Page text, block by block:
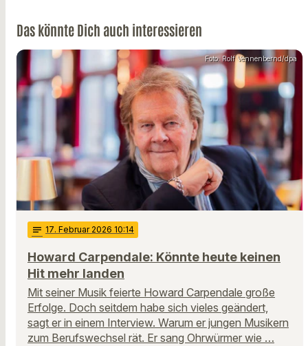
Das könnte Dich auch interessieren
Foto: Rolf Vennenbernd/dpa
notes 17. Februar 2026 10:14
Howard Carpendale: Könnte heute keinen
Hit mehr landen
Mit seiner Musik feierte Howard Carpendale große
Erfolge. Doch seitdem habe sich vieles geändert,
sagt er in einem Interview. Warum er jungen Musikern
zum Berufswechsel rät. Er sang Ohrwürmer wie …